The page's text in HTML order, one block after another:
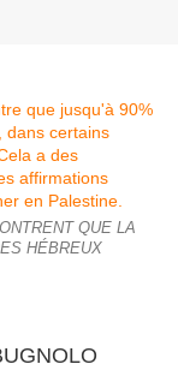
QUE LA
HÉBREUX